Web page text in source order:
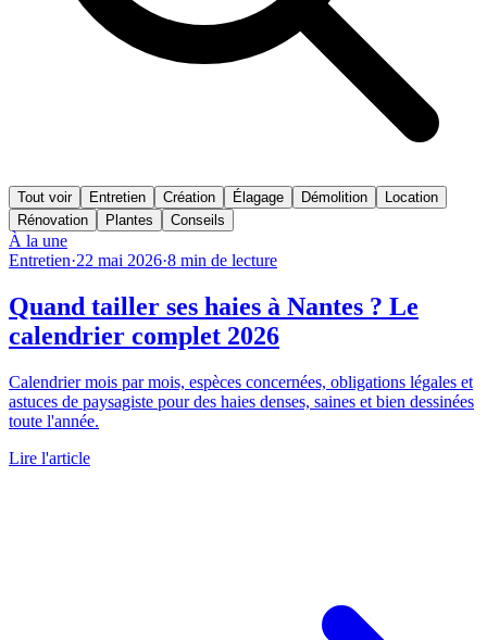
Tout voir Entretien Création Élagage Démolition
Location
Rénovation
Plantes Conseils
À la une
Entretien·22 mai 2026·8 min de lecture
Quand tailler ses haies à Nantes ? Le
calendrier complet 2026
Calendrier mois par mois, espèces concernées, obligations légales et
astuces de paysagiste pour des haies denses, saines et bien dessinées
toute l'année.
Lire l'article